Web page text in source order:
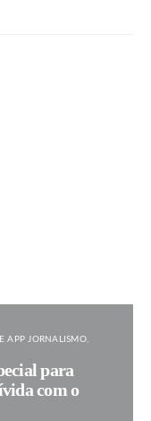
APP JORNALISMO
para
com o